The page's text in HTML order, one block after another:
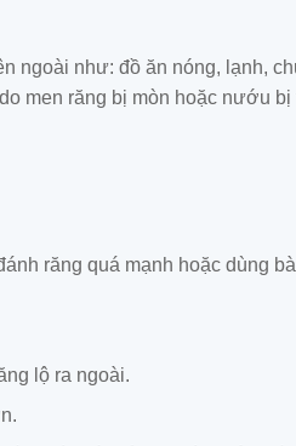
ngoài như: đồ ăn nóng, lạnh,
men răng bị mòn hoặc nướu bị
răng quá mạnh hoặc dùng
lộ ra ngoài.